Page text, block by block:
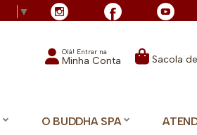
▼
Olá! Entrar na
Minha Conta Sacola
O BUDDHA SPA